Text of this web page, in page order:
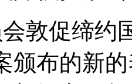
敦促缔约
颁布的新